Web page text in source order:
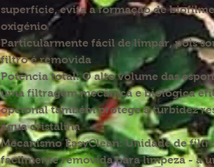
superfície, evita a formação de
oxigénio
Particularmente fácil de limpar, pois
filtro é removida
Potência total: O alto volume das
uma filtragem mecânica e biológica
opcional também protege a turbidez
água cristalina
Mecanismo EasyClean: Unidade de
facilmente removida para limpeza - a